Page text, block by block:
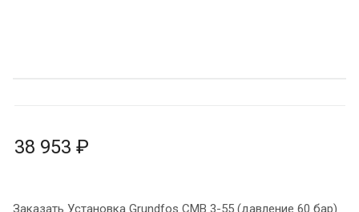
38 953 ₽
Заказать Установка Grundfos CMB 3-55 (давление 60 бар)